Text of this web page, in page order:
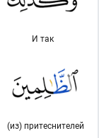
И так
(из) притеснителей